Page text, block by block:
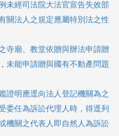
未經司法院大法官宣告失效部
關法人之規定應屬特別法之性
寺廟 、教堂依贈與辦法申請贈
未能申請贈與國有不動產問題
證明應逕向法人登記機關為之
委任為訴訟代理人時，得逕列
機關之代表人即自然人為訴訟